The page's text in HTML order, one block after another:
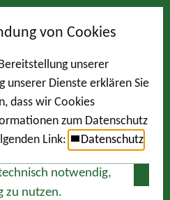
von Cookies
unserer
unserer Dienste erklären Sie
dass wir Cookies
zum Datenschutz
Link:
Datenschutz
notwendig,
zu nutzen.